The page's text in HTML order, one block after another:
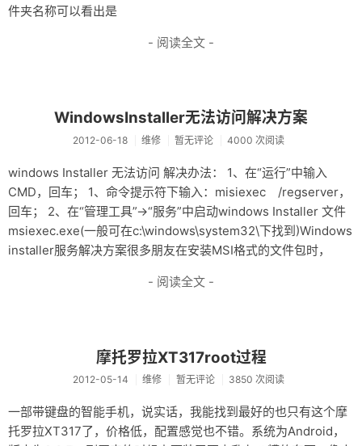
件夹名称可以看出是
- 阅读全文 -
WindowsInstaller无法访问解决方案
2012-06-18 维修 暂无评论 4000 次阅读
windows Installer 无法访问 解决办法： 1、在“运行”中输入
CMD，回车； 1、命令提示符下输入：misiexec /regserver，
回车； 2、在“管理工具”→“服务”中启动windows Installer 文件
msiexec.exe(一般可在c:\windows\system32\下找到)Windows
installer服务解决方案很多朋友在安装MSI格式的文件包时，
- 阅读全文 -
摩托罗拉XT317root过程
2012-05-14 维修 暂无评论 3850 次阅读
一部带键盘的智能手机，说实话，我能找到最好的也只有这个摩
托罗拉XT317了，价格低，配置感觉也不错。系统为Android，